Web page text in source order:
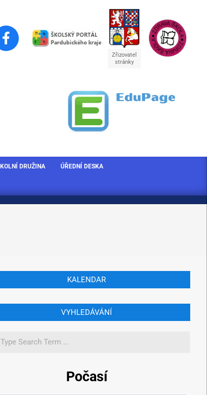
Zřizovatel
stránky
DRUŽINA ÚŘEDNÍ DESKA
KALENDAR
VYHLEDÁVÁNÍ
Počasí